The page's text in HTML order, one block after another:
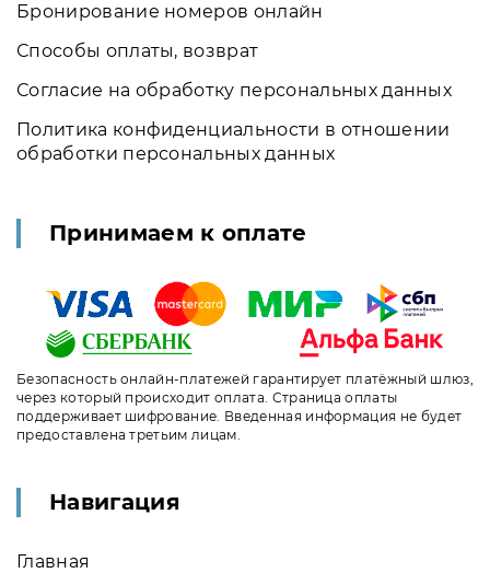
Бронирование номеров онлайн
Способы оплаты, возврат
Согласие на обработку персональных данных
Политика конфиденциальности в отношении
обработки персональных данных
Принимаем к оплате
Безопасность онлайн-платежей гарантирует платёжный шлюз,
через который происходит оплата. Страница оплаты
поддерживает шифрование. Введенная информация не будет
предоставлена третьим лицам.
Навигация
Главная